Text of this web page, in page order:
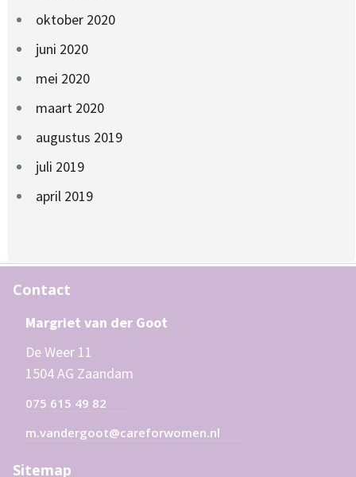
oktober 2020
juni 2020
mei 2020
maart 2020
augustus 2019
juli 2019
april 2019
Contact
Margriet van der Goot
De Weer 11
1504 AG Zaandam
075 615 49 82
m.vandergoot@careforwomen.nl
Sitemap